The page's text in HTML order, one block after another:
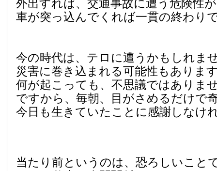
外出すれば、交通事故に遭う危険性
車が突っ込んでくれば一貫の終わり
今の時代は、テロに遭うかもしれま
災害に巻き込まれる可能性もありま
何が起こっても、不思議ではありま
ですから、毎朝、目がさめるだけで
今日も生きていたことに感謝しなけ
当たり前というのは、恐ろしいこと